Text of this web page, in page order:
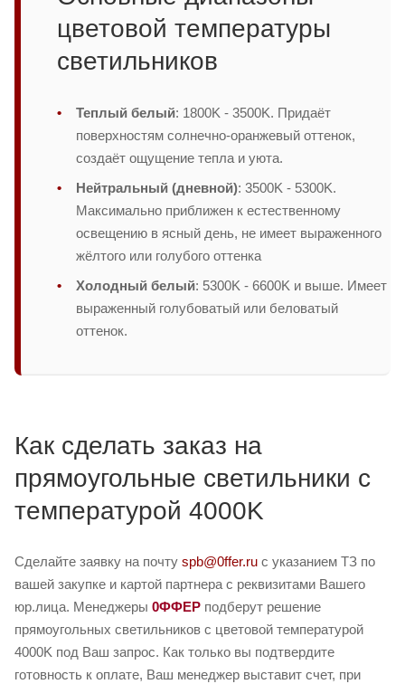
цветовой температуры
светильников
Теплый белый: 1800K - 3500K. Придаёт
поверхностям солнечно-оранжевый оттенок,
создаёт ощущение тепла и уюта.
Нейтральный (дневной): 3500K - 5300K.
Максимально приближен к естественному
освещению в ясный день, не имеет выраженного
жёлтого или голубого оттенка
Холодный белый: 5300K - 6600K и выше. Имеет
выраженный голубоватый или беловатый
оттенок.
Как сделать заказ на
прямоугольные светильники с
температурой 4000K
Сделайте заявку на почту spb@0ffer.ru с указанием ТЗ по
вашей закупке и картой партнера с реквизитами Вашего
юр.лица. Менеджеры 0ФФЕР подберут решение
прямоугольных светильников с цветовой температурой
4000K под Ваш запрос. Как только вы подтвердите
готовность к оплате, Ваш менеджер выставит счет, при